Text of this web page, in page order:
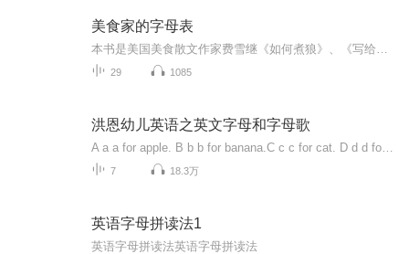
美食家的字母表
29 1085
洪恩幼儿英语之英文字母和字母歌
7 18.3万
英语字母拼读法1
英语字母拼读法英语字母拼读法